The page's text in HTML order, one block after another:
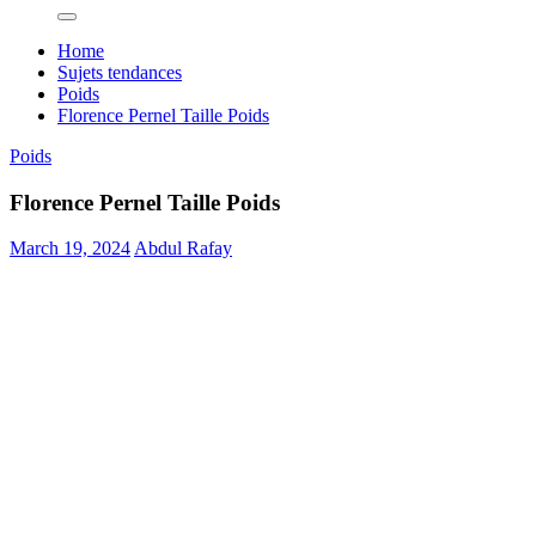
Home
Sujets tendances
Poids
Florence Pernel Taille Poids
Poids
Florence Pernel Taille Poids
March 19, 2024Abdul Rafay